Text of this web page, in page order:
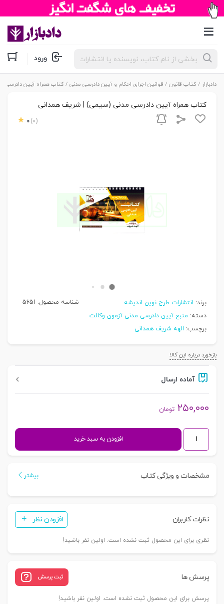
جستجوی
محصولات ورود
دادبازار /کتاب قانون / قوانین اجرای احکام و آیین دادرسی مدنی / کتاب همراه آیین
کتاب همراه آیین دادرسی مدنی (سیمی) | شریف همدانی
0 (0)
برند: انتشارات طرح نوین اندیشه شناسه محصول: 5651
دسته: منبع آیین دادرسی مدنی آزمون وکالت
برچسب: الهه شریف همدانی
بازخورد درباره این کالا
آماده ارسال
۲۵۰,۰۰۰ تومان
کتاب
همراه
دادرسی
شریف
عدد
افزودن به سبد خرید
مشخصات و ویژگی کتاب بیشتر
نظرات کاربران افزودن نظر
نظری برای این محصول ثبت نشده است. اولین نفر باشید!
پرسش ها ثبت پرسش
پرسش برای این محصول ثبت نشده است. اولین نفر باشید!